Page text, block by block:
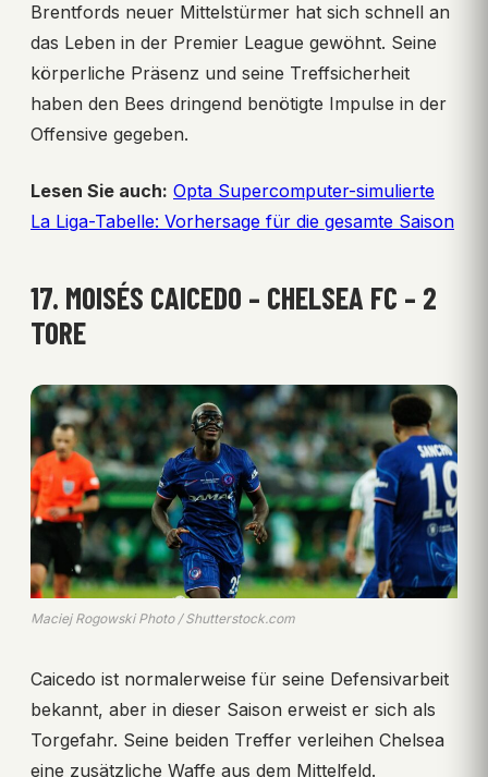
Brentfords neuer Mittelstürmer hat sich schnell an
das Leben in der Premier League gewöhnt. Seine
körperliche Präsenz und seine Treffsicherheit
haben den Bees dringend benötigte Impulse in der
Offensive gegeben.
Lesen Sie auch: Opta Supercomputer-simulierte
La Liga-Tabelle: Vorhersage für die gesamte Saison
17. MOISÉS CAICEDO – CHELSEA FC – 2
TORE
Maciej Rogowski Photo / Shutterstock.com
Caicedo ist normalerweise für seine Defensivarbeit
bekannt, aber in dieser Saison erweist er sich als
Torgefahr. Seine beiden Treffer verleihen Chelsea
eine zusätzliche Waffe aus dem Mittelfeld.